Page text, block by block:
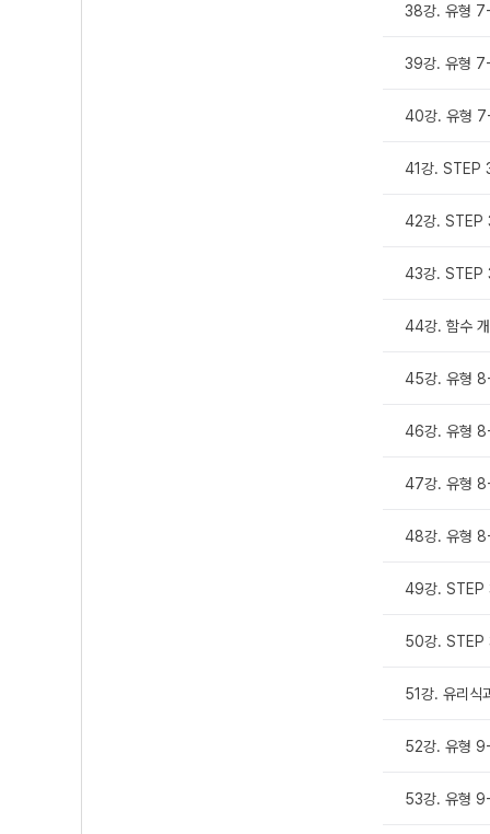
38강. 유형
39강. 유형
40강. 유형
41강. STEP
42강. STEP
43강. STEP
44강. 함수
45강. 유형
46강. 유형
47강. 유형
48강. 유형
49강. STEP
50강.
51강. 유리식
52강. 유형
53강. 유형